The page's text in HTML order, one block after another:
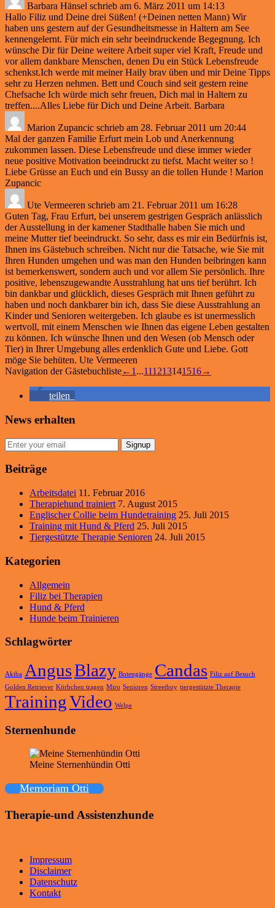
Barbara Hänsel schrieb am 6. März 2011 um 14:13
Hallo Filiz und Deine drei Süßen! (+Deinen netten Mann) Wir
haben uns gestern auf der Gesundheitsmesse in Haltern am See
kennengelernt. Für mich ein sehr beeindruckende Begegnung. Ich
wünsche Dir für Deine weitere Arbeit super viel Kraft, Freude und
vor allem dankbare Menschen, denen Du ein Stück Lebensfreude
schenkst.Ich werde mit meiner Haily brav üben und mir Deine Tipps
sehr zu Herzen nehmen. Bett und Couch sind seit gestern reine
Chefsache Ich würde mich sehr freuen, Dich mal in Haltern zu
treffen....Alles Liebe für Dich und Deine Arbeit. Barbara
Marion Zupancic schrieb am 28. Februar 2011 um 20:44
Mal der ganzen Familie Erfurt mein Lob und Anerkennung
zukommen lassen. Diese Lebensfreude und diese immer wieder
neue positive Motivation beeindruckt zu tiefst. Macht weiter so !
Liebe Grüsse an Euch und ein Bussy an die tollen Hunde ! Marion
Zupancic
Ute Vermeeren schrieb am 21. Februar 2011 um 16:28
Guten Tag, Frau Erfurt, bei unserem gestrigen Gespräch anlässlich
der Ausstellung in der kamener Stadthalle haben Sie mich und
meine Mutter tief beeindruckt. So sehr, dass es mir ein Bedürfnis ist,
Ihnen ins Gästebuch schreiben. Nicht nur die Tatsache, wie Sie mit
Ihren Hunden umgehen und was man den Hunden beibringen kann
ist bemerkenswert, sondern auch und vor allem Sie persönlich. Ihre
positive, lebenszugewandte Ausstrahlung hat uns tief berührt. Ich
bin dankbar und glücklich, dieses Gespräch mit Ihnen geführt zu
haben und noch dankbarer bin ich, dass Sie diese Ausstrahlung an
Kinder und Senioren weitergeben. Ich glaube es ist unermesslich
wertvoll, mit einem Menschen wie Ihnen das eigene Leben gestalten
zu können. Ich wünsche Ihnen und den Wesen (ob Mensch oder
Tier) in Ihrer Umgebung alles erdenklich Gute und Liebe. Gott
möge Sie behüten. Ute Vermeeren
Navigation der Gästebuchliste← 1 ...111213141516→
teilen
News erhalten
Signup
Beiträge
Arbeitsdatei 11. Februar 2016
Therapiehund trainiert 7. August 2015
Englischer Collie beim Hundetraining 25. Juli 2015
Training mit Hund & Pferd 25. Juli 2015
Tiergestützte Therapie Senioren 24. Juli 2015
Kategorien
Allgemein
Filiz bei Therapien
Hund & Pferd
Hunde beim Trainieren
Schlagwörter
Akiba AngusBlazy Botengänge Candas Filiz auf Besuch
Golden Retriever Körbchen tragen Miro Senioren Streetboy tiergestützte Therapie
TrainingVideo Welpe
Sternenhunde
Meine Sternenhündin Otti
Memoriam Otti
Therapie-und Assistenzhunde
Impressum
Disclaimer
Datenschutz
Kontakt